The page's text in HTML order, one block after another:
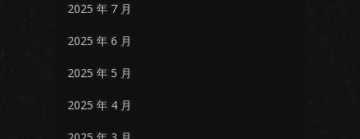
2025 年 7 月
2025 年 6 月
2025 年 5 月
2025 年 4 月